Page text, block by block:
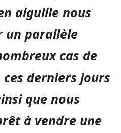
aiguille nous
un parallèle
cas de
derniers jours
que nous
à vendre une